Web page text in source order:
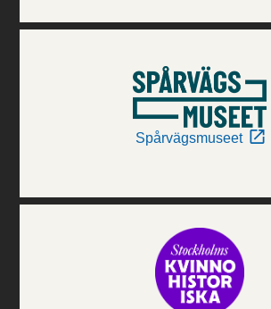
Spårvägsmuseet